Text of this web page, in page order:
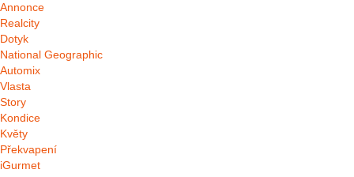
Annonce
Realcity
Dotyk
National Geographic
Automix
Vlasta
Story
Kondice
Květy
Překvapení
iGurmet